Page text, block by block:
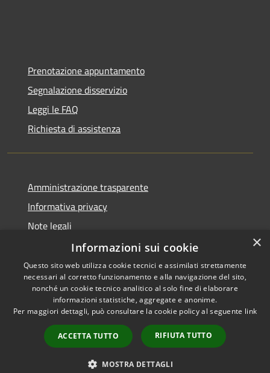
Prenotazione appuntamento
Segnalazione disservizio
Leggi le FAQ
Richiesta di assistenza
Amministrazione trasparente
Informativa privacy
Note legali
Dichiarazione di accessibilità
RSS
Accessibilità
Copyright © 2026 • Comune di
Vergiate • Powered by
Municipium•
Accesso
redazione
×
Informazioni sui cookie
Questo sito web utilizza cookie tecnici e assimilati strettamente
necessari al corretto funzionamento e alla navigazione del sito,
nonché un cookie tecnico analitico al solo fine di elaborare
informazioni statistiche, aggregate e anonime.
Per maggiori dettagli, può consultare la cookie policy al seguente link
ACCETTA TUTTO RIFIUTA TUTTO
MOSTRA DETTAGLI